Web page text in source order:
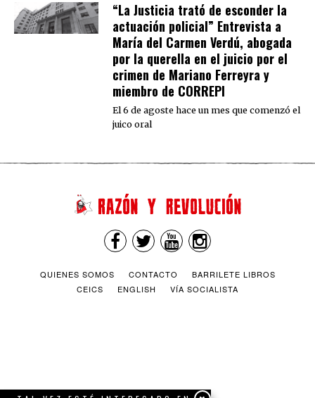
“La Justicia trató de esconder la
actuación policial” Entrevista a
María del Carmen Verdú, abogada
por la querella en el juicio por el
crimen de Mariano Ferreyra y
miembro de CORREPI
El 6 de agoste hace un mes que comenzó el
juico oral
QUIENES SOMOS CONTACTO
BARRILETE LIBROS
CEICS
ENGLISH VÍA SOCIALISTA